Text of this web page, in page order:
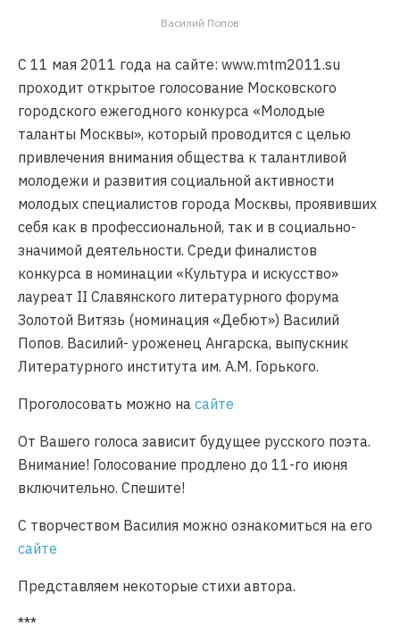
Василий Попов
С 11 мая 2011 года на сайте: www.mtm2011.su
проходит открытое голосование Московского
городского ежегодного конкурса «Молодые
таланты Москвы», который проводится с целью
привлечения внимания общества к талантливой
молодежи и развития социальной активности
молодых специалистов города Москвы, проявивших
себя как в профессиональной, так и в социально-
значимой деятельности. Среди финалистов
конкурса в номинации «Культура и искусство»
лауреат II Славянского литературного форума
Золотой Витязь (номинация «Дебют») Василий
Попов. Василий- уроженец Ангарска, выпускник
Литературного института им. А.М. Горького.
Проголосовать можно на сайте
От Вашего голоса зависит будущее русского поэта.
Внимание! Голосование продлено до 11-го июня
включительно. Спешите!
С творчеством Василия можно ознакомиться на его
сайте
Представляем некоторые стихи автора.
***